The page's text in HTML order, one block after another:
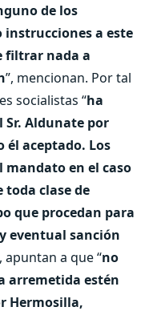
de los
a este
filtrar nada a
”, mencionan. Por tal
socialistas “ha
Aldunate por
él aceptado. Los
mandato en el caso
toda clase de
que procedan para
eventual sanción
apuntan a que “no
arremetida estén
Hermosilla,